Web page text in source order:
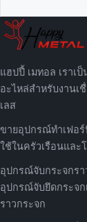
แฮปปี้ เมทอล เราเ
อะไหล่สำหรับงานเ
เลส
ขายอุปกรณ์ทำเฟอร์
ใช้ในครัวเรือนและ
อุปกรณ์จับกระจกร
อุปกรณ์จับยึดกระจ
ราวกระจก